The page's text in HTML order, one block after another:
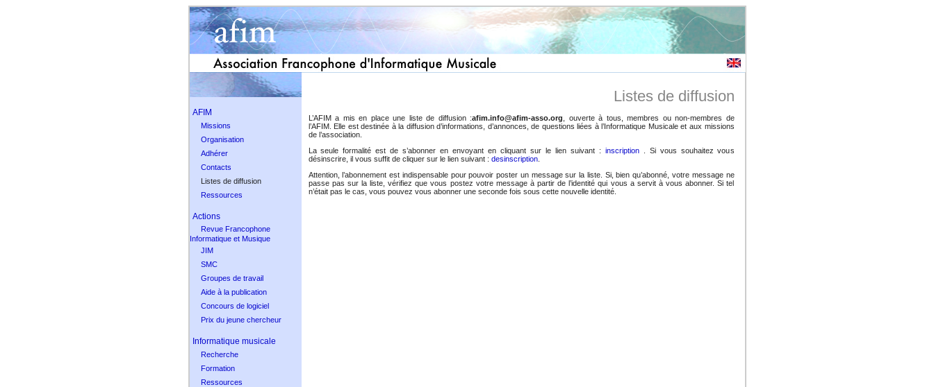
AFIM
Missions
Organisation
Adhérer
Contacts
Listes de diffusion
Ressources
Actions
Revue Francophone
Informatique et Musique
JIM
SMC
Groupes de travail
Aide à la publication
Concours de logiciel
Prix du jeune chercheur
Informatique musicale
Recherche
Formation
Ressources
Listes de diffusion
L’AFIM a mis en place une liste de diffusion :afim.info@afim-asso.org , ouverte à tous, membres ou non-membres de
l’AFIM. Elle est destinée à la diffusion d’informations, d’annonces, de questions liées à l’Informatique Musicale et aux missions
de l’association.
La seule formalité est de s’abonner en envoyant en cliquant sur le lien suivant : inscription. Si vous souhaitez vous
désinscrire, il vous suffit de cliquer sur le lien suivant : desinscription.
Attention, l’abonnement est indispensable pour pouvoir poster un message sur la liste. Si, bien qu’abonné, votre message ne
passe pas sur la liste, vérifiez que vous postez votre message à partir de l’identité qui vous a servit à vous abonner. Si tel
n’était pas le cas, vous pouvez vous abonner une seconde fois sous cette nouvelle identité.